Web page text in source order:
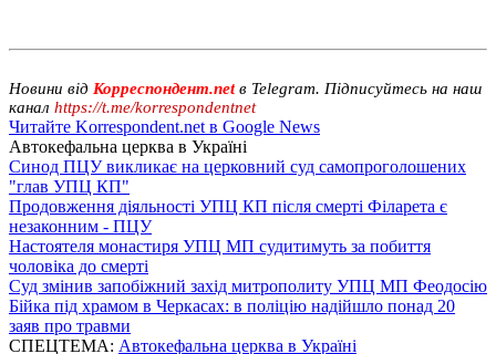
Новини від Корреспондент.net в Telegram. Підписуйтесь на наш
канал https://t.me/korrespondentnet
Читайте Korrespondent.net в Google News
Автокефальна церква в Україні
Синод ПЦУ викликає на церковний суд самопроголошених
"глав УПЦ КП"
Продовження діяльності УПЦ КП після смерті Філарета є
незаконним - ПЦУ
Настоятеля монастиря УПЦ МП судитимуть за побиття
чоловіка до смерті
Суд змінив запобіжний захід митрополиту УПЦ МП Феодосію
Бійка під храмом в Черкасах: в поліцію надійшло понад 20
заяв про травми
СПЕЦТЕМА: Автокефальна церква в Україні